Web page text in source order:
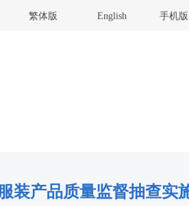
繁体版 English 手机版
装产品质量监督抽查实